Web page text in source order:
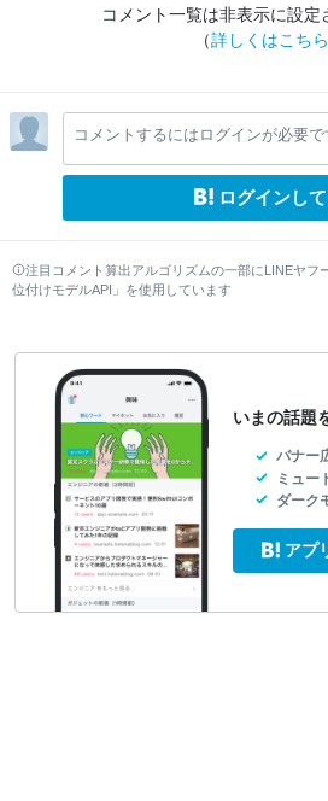
コメント一覧は非表示に設定
（詳しくはこちら
コメントするにはログインが必要で
ログインし
注目コメント算出アルゴリズムの一部にLINEヤフ
位付けモデルAPI」を使用しています
いまの話題
バナー
ミュー
ダーク
アプ